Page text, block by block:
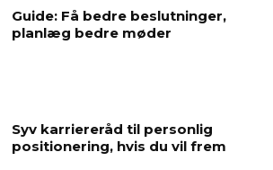
Guide: Få bedre beslutninger,
planlæg bedre møder
Syv karriereråd til personlig
positionering, hvis du vil frem